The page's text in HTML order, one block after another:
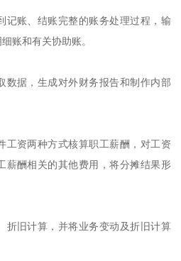
记账、结账完整的账务处理过程，输
账和有关协助账。
数据，生成对外财务报告和制作内部
工资两种方式核算职工薪酬，对工资
薪酬相关的其他费用，将分摊结果形
折旧计算，并将业务变动及折旧计算